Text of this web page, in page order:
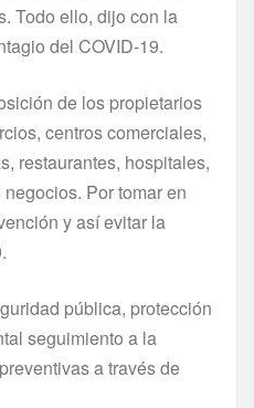
Todo ello, dijo con la
del COVID-19.
de los propietarios
centros comerciales,
restaurantes, hospitales,
Por tomar en
y así evitar la
pública, protección
seguimiento a la
a través de